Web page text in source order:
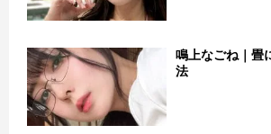
鳴上なごね｜畳
法